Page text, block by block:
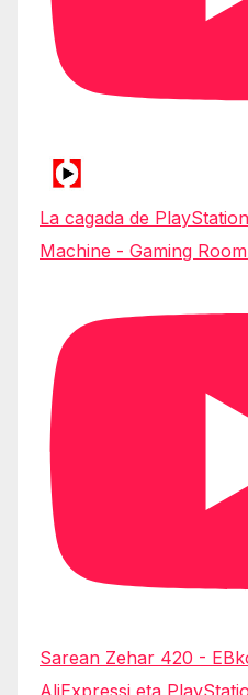
La cagada de
Machine - Gaming
Sarean Zehar 420 -
AliExpressi eta